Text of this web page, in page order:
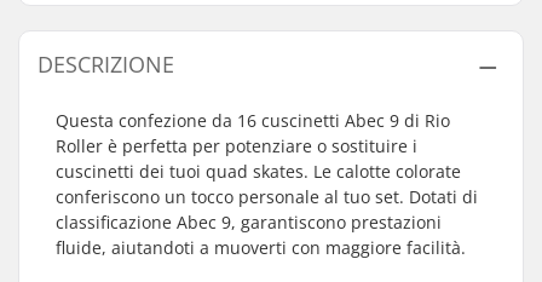
DESCRIZIONE
Questa confezione da 16 cuscinetti Abec 9 di Rio
Roller è perfetta per potenziare o sostituire i
cuscinetti dei tuoi quad skates. Le calotte colorate
conferiscono un tocco personale al tuo set. Dotati di
classificazione Abec 9, garantiscono prestazioni
fluide, aiutandoti a muoverti con maggiore facilità.